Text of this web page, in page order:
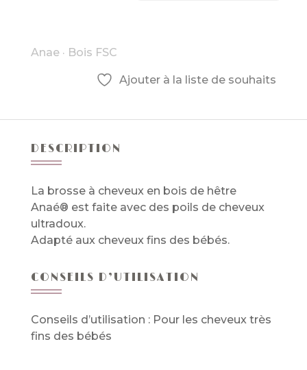
pour
bébé.
Anae· Bois FSC
Ajouter à la liste de souhaits
DESCRIPTION
La brosse à cheveux en bois de hêtre
Anaé® est faite avec des poils de cheveux
ultradoux.
Adapté aux cheveux fins des bébés.
CONSEILS D’UTILISATION
Conseils d’utilisation : Pour les cheveux très
fins des bébés